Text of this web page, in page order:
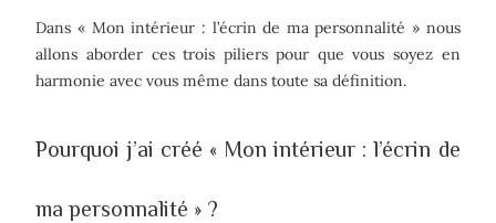
Dans « Mon intérieur : l’écrin de ma personnalité » nous
allons aborder ces trois piliers pour que vous soyez en
harmonie avec vous même dans toute sa définition.
Pourquoi j’ai créé « Mon intérieur : l’écrin de
ma personnalité » ?